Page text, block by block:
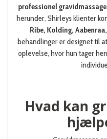
professionel gravidmassage
herunder, Shirleys klienter
Ribe, Kolding,
behandlinger er designet til
oplevelse, hvor hun tager
Hvad kan